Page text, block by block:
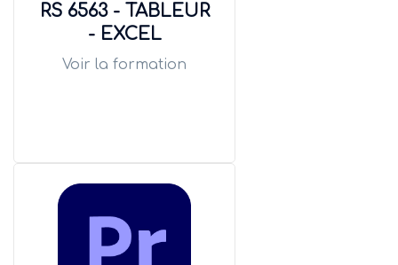
RS 6563 - TABLEUR
- EXCEL
Voir la formation